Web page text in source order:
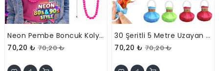
Neon Pembe Boncuk Kolye 80 Cm – Retro 80’ler 90’lar Parti Aksesuarı
70,20 ₺ 70,20 ₺
30 Şeritli 5 Metre Uzayan Şerit Konfeti
70,20 ₺ 70,20 ₺